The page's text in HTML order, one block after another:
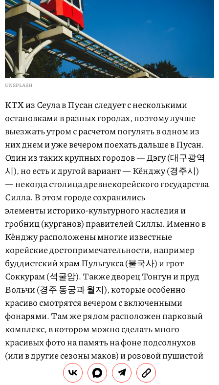
UNSPLASH
KTX из Сеула в Пусан следует с несколькими
остановками в разных городах, поэтому лучше
выезжать утром с расчетом погулять в одном из
них днем и уже вечером поехать дальше в Пусан.
Один из таких крупных городов — Дэгу (대구광역
시), но есть и другой вариант — Кёнджу (경주시)
— некогда столица древнекорейского государства
Силла. В этом городе сохранились
элементы историко-культурного наследия и
гробниц (курганов) правителей Силлы. Именно в
Кёнджу расположены многие известные
корейские достопримечательности, например
буддистский храм Пульгукса (불국사) и грот
Соккурам (석굴암). Также дворец Тонгун и пруд
Вольчи (경주 동궁과 월지), которые особенно
красиво смотрятся вечером с включенными
фонарями. Там же рядом расположен парковый
комплекс, в котором можно сделать много
красивых фото на память на фоне подсолнухов
(или в другие сезоны маков) и розовой пушистой